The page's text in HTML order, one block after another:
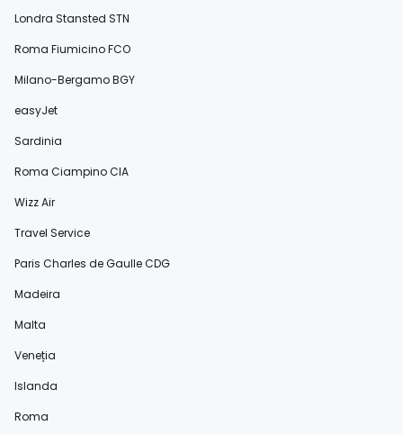
Londra Stansted STN
Roma Fiumicino FCO
Milano-Bergamo BGY
easyJet
Sardinia
Roma Ciampino CIA
Wizz Air
Travel Service
Paris Charles de Gaulle CDG
Madeira
Malta
Veneția
Islanda
Roma